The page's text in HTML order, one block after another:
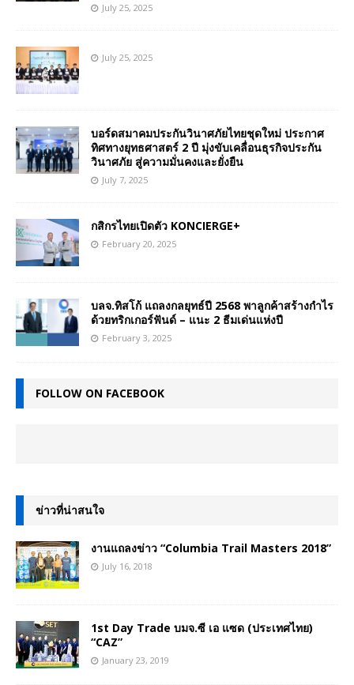
July 25, 2025
July 25, 2025
บอร์ดสมาคมประกันวินาศภัยไทยชุดใหม่ ประกาศ
ทิศทางยุทธศาสตร์ 2 ปี มุ่งขับเคลื่อนธุรกิจประกัน
วินาศภัย สู่ความมั่นคงและยั่งยืน
July 7, 2025
กสิกรไทยเปิดตัว KONCIERGE+
February 20, 2025
บลจ.ทิสโก้ แถลงกลยุทธ์ปี 2568 พาลูกค้าสร้างกำไร
ด้วยทริกเกอร์ฟันด์ – แนะ 2 ธีมเด่นแห่งปี
February 3, 2025
FOLLOW ON FACEBOOK
ข่าวที่น่าสนใจ
งานแถลงข่าว “Columbia Trail Masters 2018”
July 16, 2018
1st Day Trade บมจ.ซี เอ แซด (ประเทศไทย)
“CAZ”
January 23, 2019